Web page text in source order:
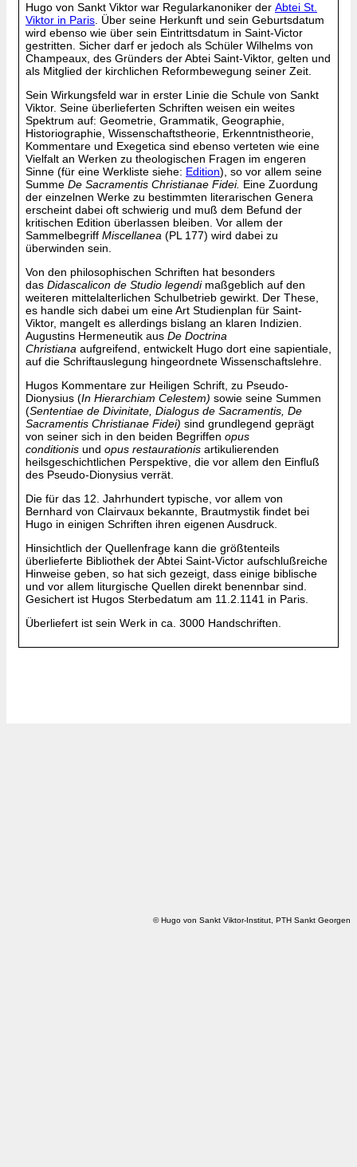
Hugo von Sankt Viktor war Regularkanoniker der Abtei St.
Viktor in Paris . Über seine Herkunft und sein Geburtsdatum
wird ebenso wie über sein Eintrittsdatum in Saint-Victor
gestritten. Sicher darf er jedoch als Schüler Wilhelms von
Champeaux, des Gründers der Abtei Saint-Viktor, gelten und
als Mitglied der kirchlichen Reformbewegung seiner Zeit.
Sein Wirkungsfeld war in erster Linie die Schule von Sankt
Viktor. Seine überlieferten Schriften weisen ein weites
Spektrum auf: Geometrie, Grammatik, Geographie,
Historiographie, Wissenschaftstheorie, Erkenntnistheorie,
Kommentare und Exegetica sind ebenso verteten wie eine
Vielfalt an Werken zu theologischen Fragen im engeren
Sinne (für eine Werkliste siehe: Edition), so vor allem seine
Summe De Sacramentis Christianae Fidei. Eine Zuordung
der einzelnen Werke zu bestimmten literarischen Genera
erscheint dabei oft schwierig und muß dem Befund der
kritischen Edition überlassen bleiben. Vor allem der
Sammelbegriff Miscellanea (PL 177) wird dabei zu
überwinden sein.
Von den philosophischen Schriften hat besonders
das Didascalicon de Studio legendi maßgeblich auf den
weiteren mittelalterlichen Schulbetrieb gewirkt. Der These,
es handle sich dabei um eine Art Studienplan für Saint-
Viktor, mangelt es allerdings bislang an klaren Indizien.
Augustins Hermeneutik aus De Doctrina
Christiana aufgreifend, entwickelt Hugo dort eine sapientiale,
auf die Schriftauslegung hingeordnete Wissenschaftslehre.
Hugos Kommentare zur Heiligen Schrift, zu Pseudo-
Dionysius (In Hierarchiam Celestem) sowie seine Summen
(Sententiae de Divinitate, Dialogus de Sacramentis, De
Sacramentis Christianae Fidei) sind grundlegend geprägt
von seiner sich in den beiden Begriffen opus
conditionis und opus restaurationis artikulierenden
heilsgeschichtlichen Perspektive, die vor allem den Einfluß
des Pseudo-Dionysius verrät.
Die für das 12. Jahrhundert typische, vor allem von
Bernhard von Clairvaux bekannte, Brautmystik findet bei
Hugo in einigen Schriften ihren eigenen Ausdruck.
Hinsichtlich der Quellenfrage kann die größtenteils
überlieferte Bibliothek der Abtei Saint-Victor aufschlußreiche
Hinweise geben, so hat sich gezeigt, dass einige biblische
und vor allem liturgische Quellen direkt benennbar sind.
Gesichert ist Hugos Sterbedatum am 11.2.1141 in Paris.
Überliefert ist sein Werk in ca. 3000 Handschriften.
© Hugo von Sankt Viktor-Institut, PTH Sankt Georgen